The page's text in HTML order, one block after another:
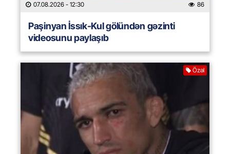
07.08.2026 - 12:30 86
Paşinyan İssık-Kul gölündən gəzinti
videosunu paylaşıb
Özəl